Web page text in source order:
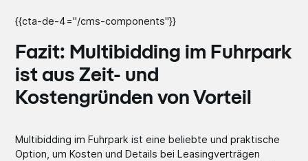
{{cta-de-4="/cms-components"}}
Fazit: Multibidding im Fuhrpark
ist aus Zeit- und
Kostengründen von Vorteil
Multibidding im Fuhrpark ist eine beliebte und praktische
Option, um Kosten und Details bei Leasingverträgen